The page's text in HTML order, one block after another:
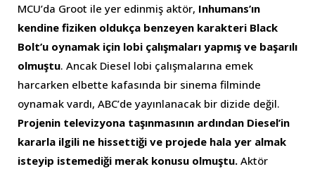
MCU’da Groot ile yer edinmiş aktör, Inhumans’ın
kendine fiziken oldukça benzeyen karakteri Black
Bolt’u oynamak için lobi çalışmaları yapmış ve başarılı
olmuştu. Ancak Diesel lobi çalışmalarına emek
harcarken elbette kafasında bir sinema filminde
oynamak vardı, ABC’de yayınlanacak bir dizide değil.
Projenin televizyona taşınmasının ardından Diesel’in
kararla ilgili ne hissettiği ve projede hala yer almak
isteyip istemediği merak konusu olmuştu. Aktör